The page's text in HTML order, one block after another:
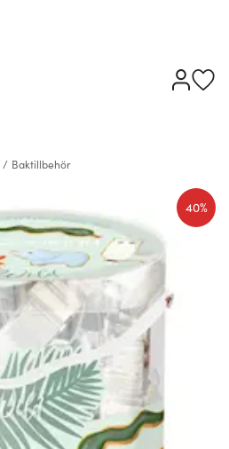
/ Baktillbehör
40%